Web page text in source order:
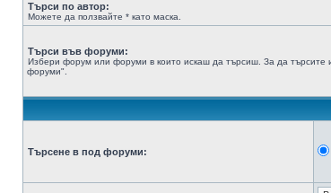
Търси по автор:
Можете да ползвайте * като маска.
Търси във форуми:
Избери форум или форуми в които искаш да търсиш. За да търсите
форуми".
Търсене в под форуми: